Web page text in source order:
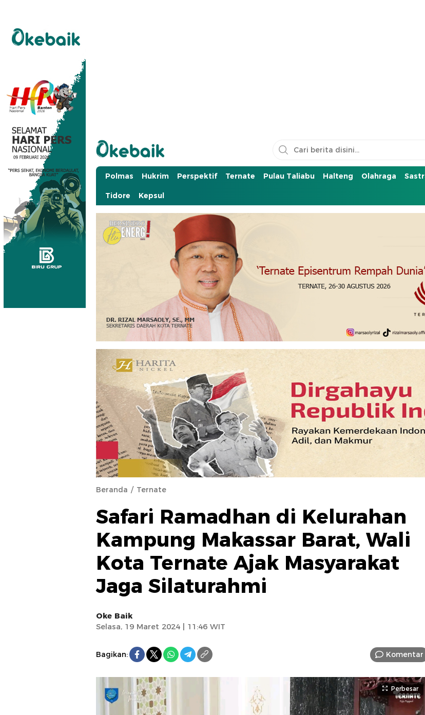
Okebaik.id
Baiknya Dibaca
Polmas Hukrim Perspektif Ternate Pulau Taliabu Halteng Olahraga
Tidore Kepsul
Beranda Ternate
Safari Ramadhan di Kelurahan
Kampung Makassar Barat, Wali
Kota Ternate Ajak Masyarakat
Jaga Silaturahmi
Oke Baik
Selasa, 19 Maret 2024 | 11:46 WIT
Bagikan: Komentar
Perbesar